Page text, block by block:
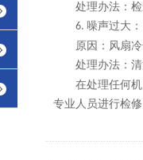
处理办法：
6. 噪声过大：
原因：风扇
处理办法：
在处理任何
专业人员进行检